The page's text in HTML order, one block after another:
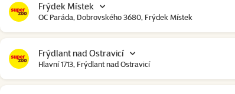
Frýdek Místek
OC Paráda, Dobrovského 3680, Frýdek Místek
Frýdlant nad Ostravicí
Hlavní 1713, Frýdlant nad Ostravicí